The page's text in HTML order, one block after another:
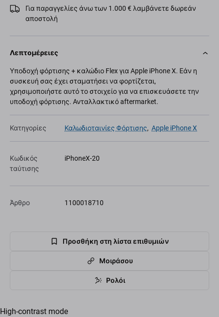
Για παραγγελίες άνω των 1.000 € λαμβάνετε δωρεάν
αποστολή
Λεπτομέρειες
Υποδοχή φόρτισης + καλώδιο Flex για Apple iPhone X. Εάν η
συσκευή σας έχει σταματήσει να φορτίζεται,
χρησιμοποιήστε αυτό το στοιχείο για να επισκευάσετε την
υποδοχή φόρτισης. Ανταλλακτικό aftermarket.
Κατηγορίες Καλωδιοταινίες Φόρτισης, Apple iPhone X
Κωδικός
ταύτισης
iPhoneX-20
Άρθρο 1100018710
Προσθήκη στη λίστα επιθυμιών
Μοιράσου
Ρολόι
High-contrast mode